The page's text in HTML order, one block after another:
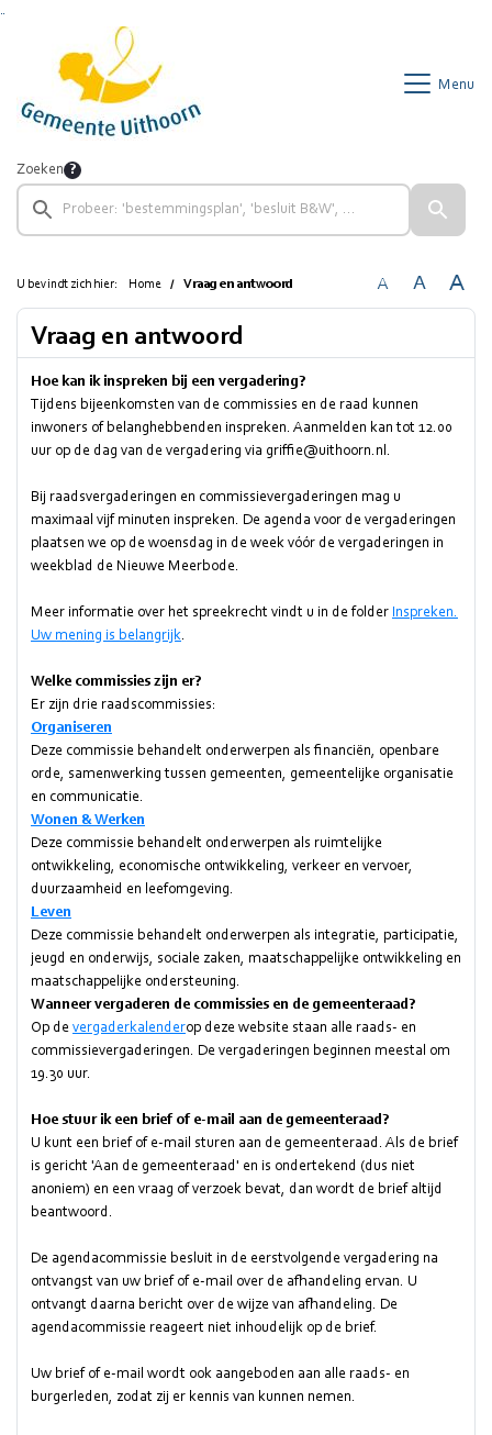
Menu
Zoeken
U bevindt zich hier: Home Vraag en antwoord A A A
Vraag en antwoord
Hoe kan ik inspreken bij een vergadering?
Tijdens bijeenkomsten van de commissies en de raad kunnen
inwoners of belanghebbenden inspreken. Aanmelden kan tot 12.00
uur op de dag van de vergadering via griffie@uithoorn.nl.
Bij raadsvergaderingen en commissievergaderingen mag u
maximaal vijf minuten inspreken. De agenda voor de vergaderingen
plaatsen we op de woensdag in de week vóór de vergaderingen in
weekblad de Nieuwe Meerbode.
Meer informatie over het spreekrecht vindt u in de folder Inspreken.
Uw mening is belangrijk.
Welke commissies zijn er?
Er zijn drie raadscommissies:
Organiseren
Deze commissie behandelt onderwerpen als financiën, openbare
orde, samenwerking tussen gemeenten, gemeentelijke organisatie
en communicatie.
Wonen & Werken
Deze commissie behandelt onderwerpen als ruimtelijke
ontwikkeling, economische ontwikkeling, verkeer en vervoer,
duurzaamheid en leefomgeving.
Leven
Deze commissie behandelt onderwerpen als integratie, participatie,
jeugd en onderwijs, sociale zaken, maatschappelijke ontwikkeling en
maatschappelijke ondersteuning.
Wanneer vergaderen de commissies en de gemeenteraad?
Op de vergaderkalenderop deze website staan alle raads- en
commissievergaderingen. De vergaderingen beginnen meestal om
19.30 uur.
Hoe stuur ik een brief of e-mail aan de gemeenteraad?
U kunt een brief of e-mail sturen aan de gemeenteraad. Als de brief
is gericht 'Aan de gemeenteraad' en is ondertekend (dus niet
anoniem) en een vraag of verzoek bevat, dan wordt de brief altijd
beantwoord.
De agendacommissie besluit in de eerstvolgende vergadering na
ontvangst van uw brief of e-mail over de afhandeling ervan. U
ontvangt daarna bericht over de wijze van afhandeling. De
agendacommissie reageert niet inhoudelijk op de brief.
Uw brief of e-mail wordt ook aangeboden aan alle raads- en
burgerleden, zodat zij er kennis van kunnen nemen.